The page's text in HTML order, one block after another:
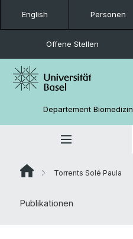
English Personen
Offene Stellen
Departement Biomedizin
Torrents Solé Paula
Publikationen